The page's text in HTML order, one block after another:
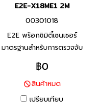
E2E-X18ME1 2M
00301018
E2E พร็อกซิมิตี้เซนเซอร์
มาตรฐานสำหรับการตรวจจับ
โลหะประเภทเหล็ก ทนต่อสภาพ
แวดล้อมด้วยสายมาตราฐานที่ทำ
จาก PVC ทนน้ำมัน และพื้นผิว
ตรวจจับที่ทำจากวัสดุที่ทนต่อ
฿0
สินค้าหมด
เปรียบเทียบ